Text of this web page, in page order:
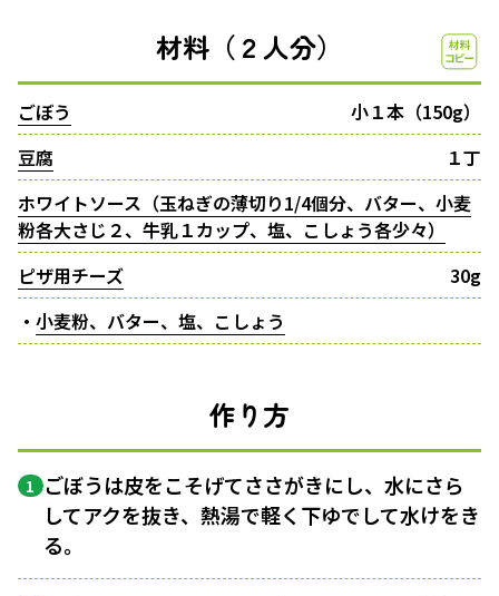
材料（２人分）
ごぼう
小１本（150g）
豆腐
１丁
ホワイトソース（玉ねぎの薄切り1/4個分、バター、小麦
粉各大さじ２、牛乳１カップ、塩、こしょう各少々）
ピザ用チーズ
30g
・ 小麦粉、バター、塩、こしょう
作り方
1 ごぼうは皮をこそげてささがきにし、水にさら
してアクを抜き、熱湯で軽く下ゆでして水けをき
る。